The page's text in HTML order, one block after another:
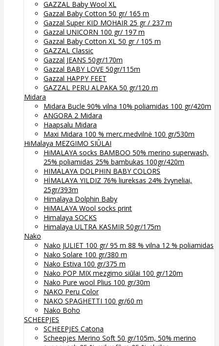
GAZZAL Baby Wool XL
Gazzal Baby Cotton 50 gr/ 165 m
Gazzal Super KID MOHAIR 25 gr / 237 m
Gazzal UNICORN 100 gr/ 197 m
Gazzal Baby Cotton XL 50 gr / 105 m
GAZZAL Classic
Gazzal JEANS 50gr/170m
Gazzal BABY LOVE 50gr/115m
Gazzal HAPPY FEET
GAZZAL PERU ALPAKA 50 gr/120 m
Midara
Midara Bucle 90% vilna 10% poliamidas 100 gr/420m
ANGORA 2 Midara
Haapsalu Midara
Maxi Midara 100 % merc.medvilnė 100 gr/530m
HiMalaya MEZGIMO SIŪLAI
HiMALAYA socks BAMBOO 50% merino superwash,
25% poliamidas 25% bambukas 100gr/420m
HIMALAYA DOLPHIN BABY COLORS
HİMALAYA YILDIZ 76% liureksas 24% žvyneliai,
25gr/393m
Himalaya Dolphin Baby
HiMALAYA Wool socks print
Himalaya SOCKS
Himalaya ULTRA KASMIR 50gr/175m
Nako
Nako JULIET 100 gr/ 95 m 88 % vilna 12 % poliamidas
Nako Solare 100 gr/380 m
Nako Estiva 100 gr/375 m
Nako POP MIX mezgimo siūlai 100 gr/120m
Nako Pure wool Plius 100 gr/30m
NAKO Peru Color
NAKO SPAGHETTI 100 gr/60 m
Nako Boho
SCHEEPJES
SCHEEPJES Catona
Scheepjes Merino Soft 50 gr/105m, 50% merino